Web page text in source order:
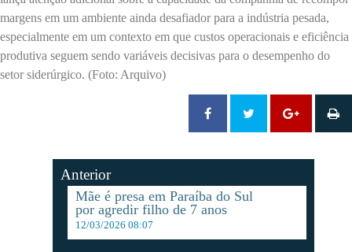
margens em um ambiente ainda desafiador para a indústria pesada,
especialmente em um contexto em que custos operacionais e eficiência
produtiva seguem sendo variáveis decisivas para o desempenho do
setor siderúrgico. (Foto: Arquivo)
Anterior
Mãe é presa em Paraíba do Sul
por agredir filho de 7 anos
12/03/2026 08:07